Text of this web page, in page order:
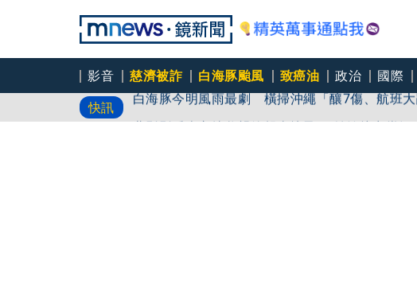
影音 慈濟被詐 白海豚颱風 致癌油 政治 國際
快訊
白海豚今明風雨最劇 橫掃沖繩「釀7傷、航班
停電交通亂 鹿兒島建築毀
北影影后李亦捷父親節報喜懷孕！ 姑嫂接力當